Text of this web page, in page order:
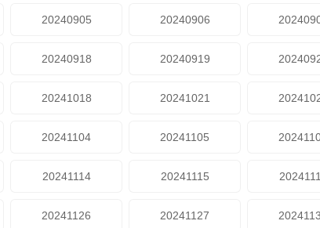
20240905 20240906
20240918 20240919
20241018 20241021
20241104 20241105
20241114 20241115
20241126 20241127